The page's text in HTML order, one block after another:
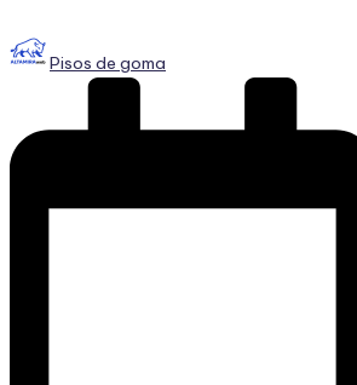
Publicado
Pisos de goma